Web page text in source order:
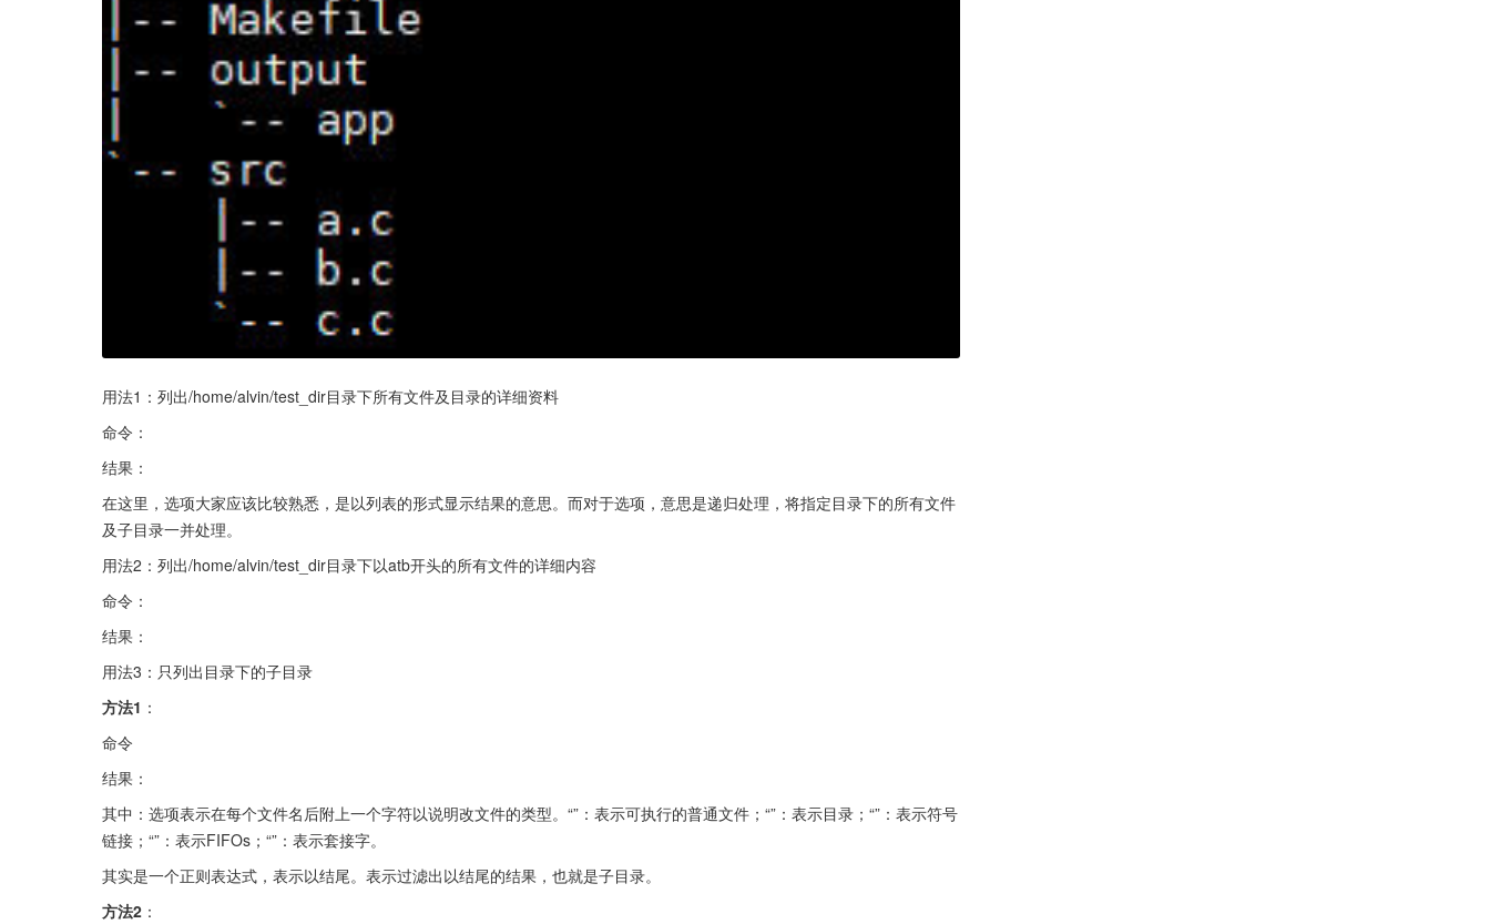
用法1：列出/home/alvin/test_dir目录下所有文件及目录的详细资料
命令：
结果：
在这里，选项大家应该比较熟悉，是以列表的形式显示结果的意思。而对于选项，意思是递归处理，将指定目录下的所有文件
及子目录一并处理。
用法2：列出/home/alvin/test_dir目录下以atb开头的所有文件的详细内容
命令：
结果：
用法3：只列出目录下的子目录
方法1 ：
命令
结果：
其中：选项表示在每个文件名后附上一个字符以说明改文件的类型。“”：表示可执行的普通文件；“”：表示目录；“”：表示符号
链接；“”：表示FIFOs；“”：表示套接字。
其实是一个正则表达式，表示以结尾。表示过滤出以结尾的结果，也就是子目录。
方法2 ：